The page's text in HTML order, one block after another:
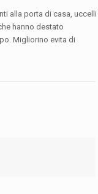
alla porta di casa, uccelli
hanno destato
Migliorino evita di